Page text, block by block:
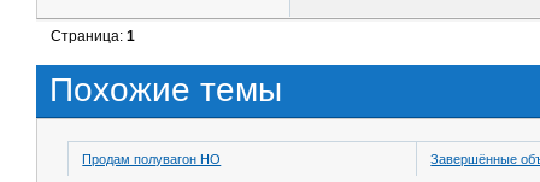
Страница:1
Похожие темы
Продам полувагон НО Завершённые